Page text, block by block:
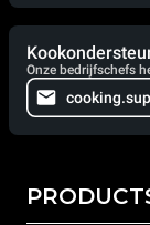
Onze bedrijfschefs